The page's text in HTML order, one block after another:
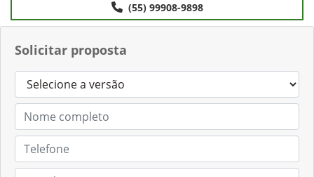
Solicitar proposta
(55) 99908-9898